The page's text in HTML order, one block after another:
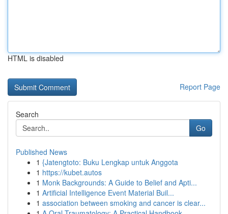
HTML is disabled
Report Page
Search
Go
Published News
1 {Jatengtoto: Buku Lengkap untuk Anggota
1 https://kubet.autos
1 Monk Backgrounds: A Guide to Belief and Apti...
1 Artificial Intelligence Event Material Buil...
1 association between smoking and cancer is clear...